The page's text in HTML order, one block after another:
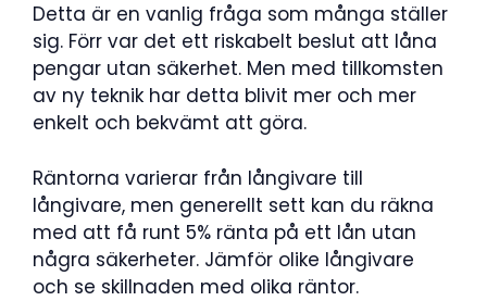
Detta är en vanlig fråga som många ställer
sig. Förr var det ett riskabelt beslut att låna
pengar utan säkerhet. Men med tillkomsten
av ny teknik har detta blivit mer och mer
enkelt och bekvämt att göra.
Räntorna varierar från långivare till
långivare, men generellt sett kan du räkna
med att få runt 5% ränta på ett lån utan
några säkerheter. Jämför olike långivare
och se skillnaden med olika räntor.